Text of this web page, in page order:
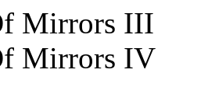
Mirrors III
Mirrors IV